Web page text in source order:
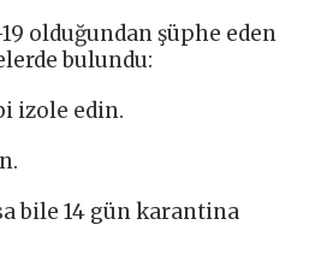
olduğundan şüphe eden
bulundu:
izole edin.
bile 14 gün karantina